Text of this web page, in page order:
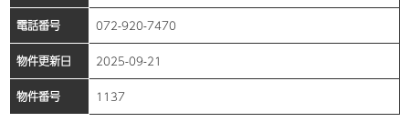
電話番号 072-920-7470
物件更新日 2025-09-21
物件番号 1137